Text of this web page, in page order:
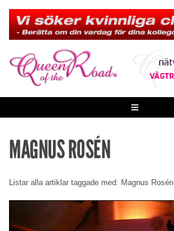
content
≡
MAGNUS ROSÉN
Listar alla artiklar taggade med: Magnus Rosén